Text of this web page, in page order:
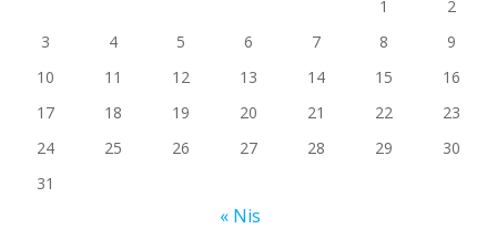
1
2
3
4 5 6 7 8
9
10
11 12 13 14 15
16
17
18 19 20 21 22
23
24
25 26 27 28 29
30
31
« Nis